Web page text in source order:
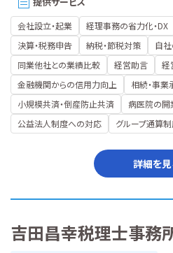
会社設立・起業 経理事務の省力化・DX
決算・税務申告
納税・節税対策 自
同業他社との業績比較
経営助言
経
金融機関からの信用力向上
相続・事業
小規模共済・倒産防止共済
病医院の開
公益法人制度への対応
グループ通算
詳細を
吉田昌幸税理士事務